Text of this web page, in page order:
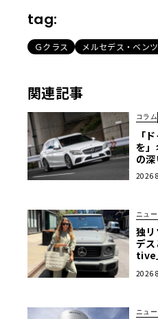
tag:
Ｇクラス メルセデス・ベンツ
関連記事
コラム
「
を
の
心と
な走
2026
ニュ
独リ
デ
tive
2026
ニュ